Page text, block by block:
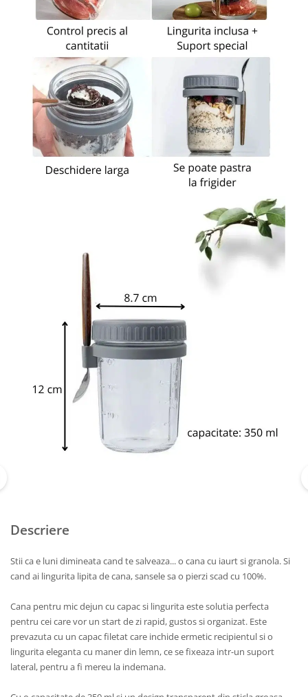
Descriere
Stii ca e luni dimineata cand te salveaza... o cana cu iaurt si granola. Si
cand ai lingurita lipita de cana, sansele sa o pierzi scad cu 100%.
Cana pentru mic dejun cu capac si lingurita este solutia perfecta
pentru cei care vor un start de zi rapid, gustos si organizat. Este
prevazuta cu un capac filetat care inchide ermetic recipientul si o
lingurita eleganta cu maner din lemn, ce se fixeaza intr-un suport
lateral, pentru a fi mereu la indemana.